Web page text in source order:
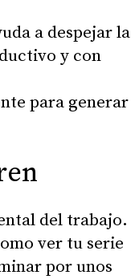
a despejar la
y con
para generar
del trabajo.
ver tu serie
por unos